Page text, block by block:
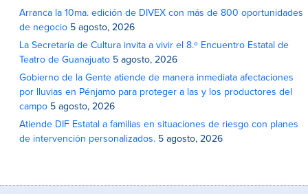
Arranca la 10ma. edición de DIVEX con más de 800 oportunidades
de negocio 5 agosto, 2026
La Secretaría de Cultura invita a vivir el 8.º Encuentro Estatal de
Teatro de Guanajuato 5 agosto, 2026
Gobierno de la Gente atiende de manera inmediata afectaciones
por lluvias en Pénjamo para proteger a las y los productores del
campo 5 agosto, 2026
Atiende DIF Estatal a familias en situaciones de riesgo con planes
de intervención personalizados. 5 agosto, 2026